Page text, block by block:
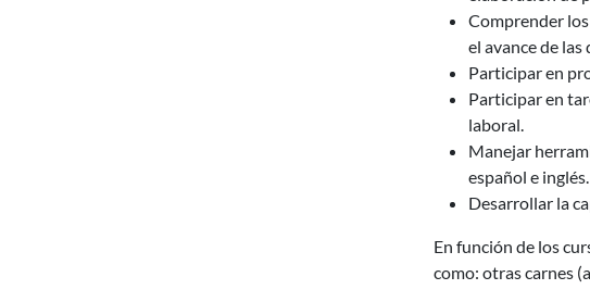
Comprender
el avance de
Participar en
Participar en
laboral.
Manejar
español e inglés.
Desarrollar la
En función de los
como: otras carnes